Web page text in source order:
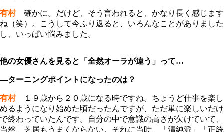
有村確かに。だけど、そう言われると、かなり長く感じます
ね（笑）。こうして今ふり返ると、いろんなことがありました
し、いっぱい悩みました。
他の女優さんを見ると「全然オーラが違う」って…
―ターニングポイントになったのは？
有村１９歳から２０歳になる時ですね。ちょうど仕事を楽し
めるようになり始めた頃だったんですが、ただ単に楽しいだけ
で終わっていたんです。自分の中で意識の高さが欠けていて、
当然、芝居もうまくならない。それに当時、「清純派」「正統